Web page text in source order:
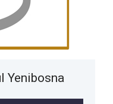
Yenibosna